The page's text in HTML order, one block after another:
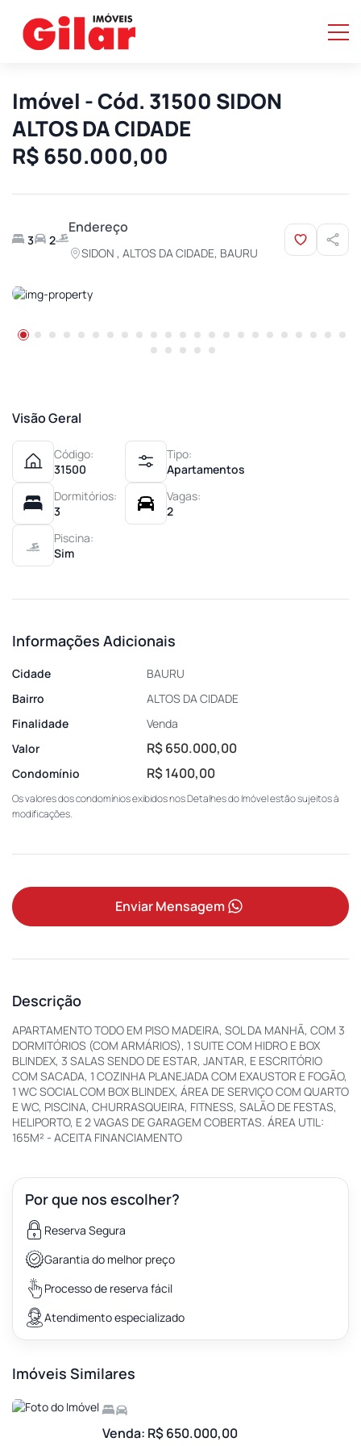
Imóvel - Cód. 31500 SIDON
ALTOS DA CIDADE
R$ 650.000,00
3 2
Endereço
SIDON , ALTOS DA CIDADE, BAURU
Visão Geral
Código:
31500
Tipo:
Apartamentos
Dormitórios:
3
Vagas:
2
Piscina:
Sim
Informações Adicionais
Cidade
BAURU
Bairro
ALTOS DA CIDADE
Finalidade
Venda
Valor
R$ 650.000,00
Condomínio R$ 1400,00
Os valores dos condomínios exibidos nos Detalhes do Imóvel estão sujeitos à
modificações.
Enviar Mensagem
Descrição
APARTAMENTO TODO EM PISO MADEIRA, SOL DA MANHÃ, COM 3
DORMITÓRIOS (COM ARMÁRIOS), 1 SUITE COM HIDRO E BOX
BLINDEX, 3 SALAS SENDO DE ESTAR, JANTAR, E ESCRITÓRIO
COM SACADA, 1 COZINHA PLANEJADA COM EXAUSTOR E FOGÃO,
1 WC SOCIAL COM BOX BLINDEX, ÁREA DE SERVIÇO COM QUARTO
E WC, PISCINA, CHURRASQUEIRA, FITNESS, SALÃO DE FESTAS,
HELIPORTO, E 2 VAGAS DE GARAGEM COBERTAS. ÁREA UTIL:
165M² - ACEITA FINANCIAMENTO
Por que nos escolher?
Reserva Segura
Garantia do melhor preço
Processo de reserva fácil
Atendimento especializado
Imóveis Similares
Venda: R$ 650.000,00